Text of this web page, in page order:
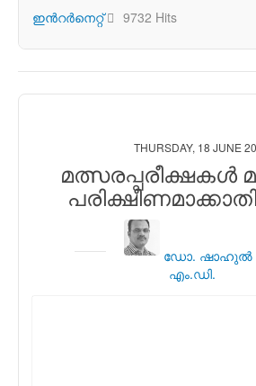
ഇന്‍റര്‍നെറ്റ് 9732 Hits
THURSDAY, 18 JUNE
മത്സരപ്പരീക്ഷകള്‍
ഡോ. ഷാഹുല്‍
എം.ഡി.